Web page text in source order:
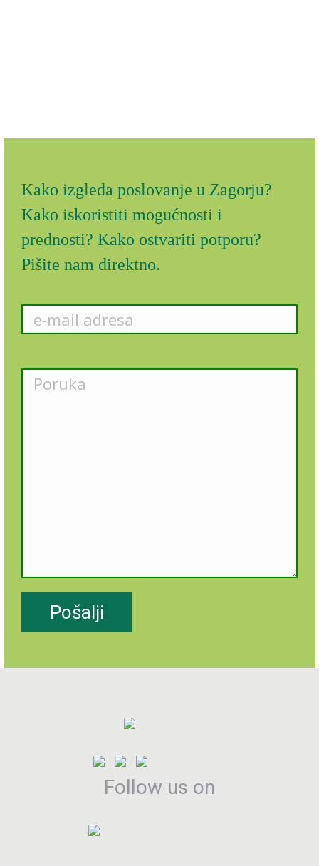
Kako izgleda poslovanje u Zagorju?
Kako iskoristiti mogućnosti i
prednosti? Kako ostvariti potporu?
Pišite nam direktno.
Follow us on